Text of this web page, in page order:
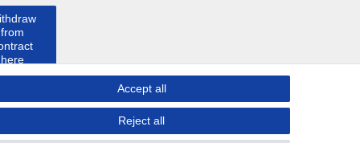
Accept all
Reject all
from
here